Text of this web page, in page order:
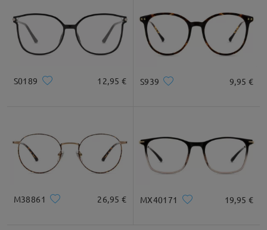
S0189 12,95 € S939 9,95 €
M38861 26,95 € MX40171 19,95 €